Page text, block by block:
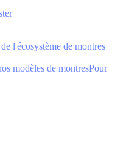
l'écosystème de montres
modèles de montresPour